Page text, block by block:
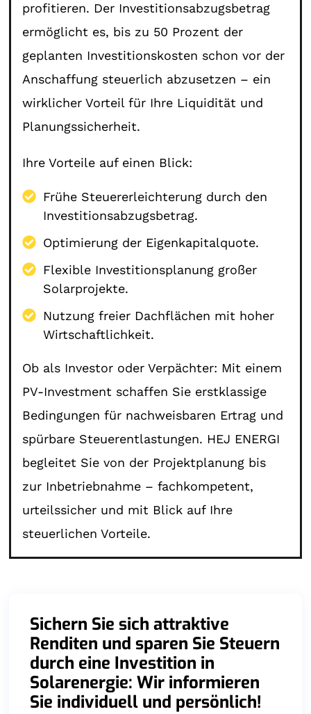
profitieren. Der Investitionsabzugsbetrag
ermöglicht es, bis zu 50 Prozent der
geplanten Investitionskosten schon vor der
Anschaffung steuerlich abzusetzen – ein
wirklicher Vorteil für Ihre Liquidität und
Planungssicherheit.
Ihre Vorteile auf einen Blick:
Frühe Steuererleichterung durch den
Investitionsabzugsbetrag.
Optimierung der Eigenkapitalquote.
Flexible Investitionsplanung großer
Solarprojekte.
Nutzung freier Dachflächen mit hoher
Wirtschaftlichkeit.
Ob als Investor oder Verpächter: Mit einem
PV-Investment schaffen Sie erstklassige
Bedingungen für nachweisbaren Ertrag und
spürbare Steuerentlastungen. HEJ ENERGI
begleitet Sie von der Projektplanung bis
zur Inbetriebnahme – fachkompetent,
urteilssicher und mit Blick auf Ihre
steuerlichen Vorteile.
Sichern Sie sich attraktive
Renditen und sparen Sie Steuern
durch eine Investition in
Solarenergie: Wir informieren
Sie individuell und persönlich!